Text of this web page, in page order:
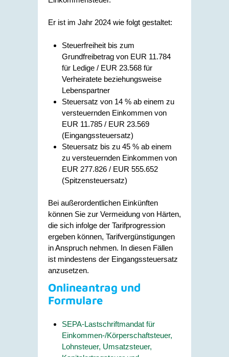
Er ist im Jahr 2024 wie folgt gestaltet:
Steuerfreiheit bis zum
Grundfreibetrag von EUR 11.784
für Ledige / EUR 23.568 für
Verheiratete beziehungsweise
Lebenspartner
Steuersatz von 14 % ab einem zu
versteuernden Einkommen von
EUR 11.785 / EUR 23.569
(Eingangssteuersatz)
Steuersatz bis zu 45 % ab einem
zu versteuernden Einkommen von
EUR 277.826 / EUR 555.652
(Spitzensteuersatz)
Bei außerordentlichen Einkünften
können Sie zur Vermeidung von Härten,
die sich infolge der Tarifprogression
ergeben können, Tarifvergünstigungen
in Anspruch nehmen. In diesen Fällen
ist mindestens der Eingangssteuersatz
anzusetzen.
Onlineantrag und
Formulare
SEPA-Lastschriftmandat für
Einkommen-/Körperschaftsteuer,
Lohnsteuer, Umsatzsteuer,